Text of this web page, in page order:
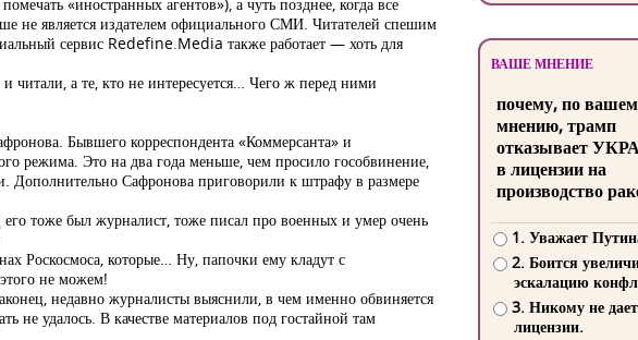
не является издателем официального СМИ. Читателей спешим
сервис Redefine.Media также работает — хоть для
читали, а те, кто не интересуется… Чего ж перед ними
Бывшего корреспондента «Коммерсанта» и
режима. Это на два года меньше, чем просило гособвинение,
Дополнительно Сафронова приговорили к штрафу в размере
тоже был журналист, тоже писал про военных и умер очень
Роскосмоса, которые… Ну, папочки ему кладут с
не можем!
недавно журналисты выяснили, в чем именно обвиняется
не удалось. В качестве материалов под гостайной там
ВАШЕ МНЕНИЕ
почему, по
мнению, трамп
отказывает
в лицензии на
производство
1. Уважает
2. Боится
эскалацию
3. Никому не
лицензии.